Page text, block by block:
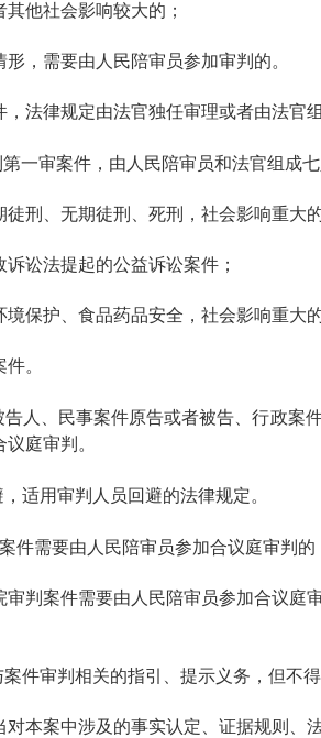
其他社会影响较大的；
形，需要由人民陪审员参加审判的。
法律规定由法官独任审理或者由法官
一审案件，由人民陪审员和法官组成七
徒刑、无期徒刑、死刑，社会影响重大
诉讼法提起的公益诉讼案件；
境保护、食品药品安全，社会影响重大
。
人、民事案件原告或者被告、行政案
庭审判。
适用审判人员回避的法律规定。
件需要由人民陪审员参加合议庭审判的
审判案件需要由人民陪审员参加合议
件审判相关的指引、提示义务，但不
本案中涉及的事实认定、证据规则、